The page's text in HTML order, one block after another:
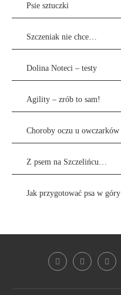
Psie sztuczki
Szczeniak nie chce…
Dolina Noteci – testy
Agility – zrób to sam!
Choroby oczu u owczarków
Z psem na Szczelińcu…
Jak przygotować psa w góry